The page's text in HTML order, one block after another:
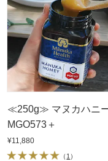
≪250g≫ マヌカハニ
MGO573＋
¥11,880
（ 1 ）